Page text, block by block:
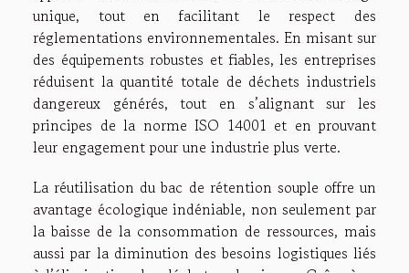
unique, tout en facilitant le respect des
réglementations environnementales. En misant sur
des équipements robustes et fiables, les entreprises
réduisent la quantité totale de déchets industriels
dangereux générés, tout en s’alignant sur les
principes de la norme ISO 14001 et en prouvant
leur engagement pour une industrie plus verte.
La réutilisation du bac de rétention souple offre un
avantage écologique indéniable, non seulement par
la baisse de la consommation de ressources, mais
aussi par la diminution des besoins logistiques liés